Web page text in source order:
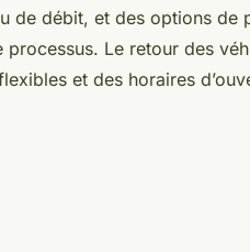
de débit, et des options de
Le retour des
et des horaires